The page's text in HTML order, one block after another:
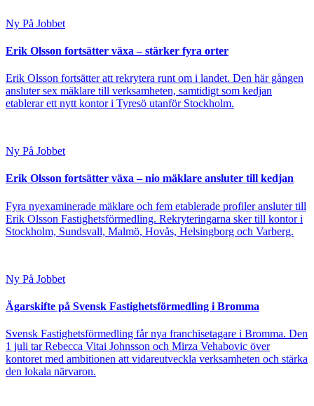
Ny På Jobbet
Erik Olsson fortsätter växa – stärker fyra orter
Erik Olsson fortsätter att rekrytera runt om i landet. Den här gången
ansluter sex mäklare till verksamheten, samtidigt som kedjan
etablerar ett nytt kontor i Tyresö utanför Stockholm.
Ny På Jobbet
Erik Olsson fortsätter växa – nio mäklare ansluter till kedjan
Fyra nyexaminerade mäklare och fem etablerade profiler ansluter till
Erik Olsson Fastighetsförmedling. Rekryteringarna sker till kontor i
Stockholm, Sundsvall, Malmö, Hovås, Helsingborg och Varberg.
Ny På Jobbet
Ägarskifte på Svensk Fastighetsförmedling i Bromma
Svensk Fastighetsförmedling får nya franchisetagare i Bromma. Den
1 juli tar Rebecca Vitai Johnsson och Mirza Vehabovic över
kontoret med ambitionen att vidareutveckla verksamheten och stärka
den lokala närvaron.